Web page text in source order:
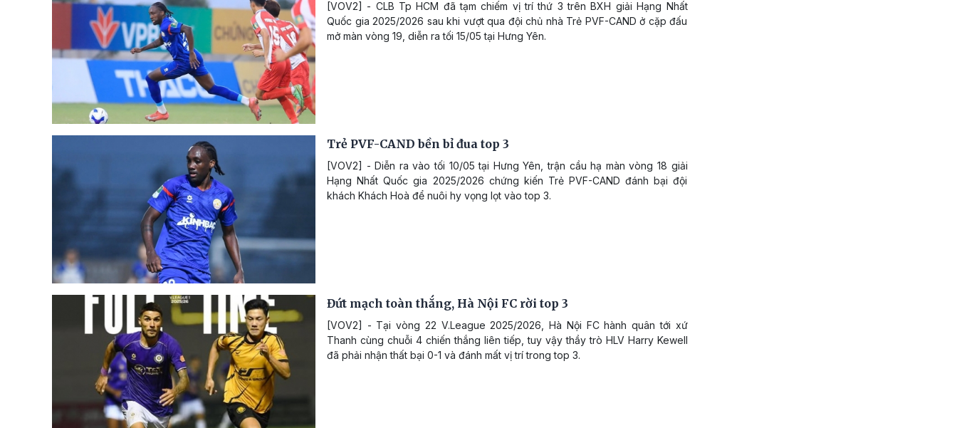
[VOV2] - CLB Tp HCM đã tạm chiếm vị trí thứ 3 trên BXH giải Hạng Nhất
Quốc gia 2025/2026 sau khi vượt qua đội chủ nhà Trẻ PVF-CAND ở cặp đấu
mở màn vòng 19, diễn ra tối 15/05 tại Hưng Yên.
Trẻ PVF-CAND bền bỉ đua top 3
[VOV2] - Diễn ra vào tối 10/05 tại Hưng Yên, trận cầu hạ màn vòng 18 giải
Hạng Nhất Quốc gia 2025/2026 chứng kiến Trẻ PVF-CAND đánh bại đội
khách Khách Hoà để nuôi hy vọng lọt vào top 3.
Đứt mạch toàn thắng, Hà Nội FC rời top 3
[VOV2] - Tại vòng 22 V.League 2025/2026, Hà Nội FC hành quân tới xứ
Thanh cùng chuỗi 4 chiến thắng liên tiếp, tuy vậy thầy trò HLV Harry Kewell
đã phải nhận thất bại 0-1 và đánh mất vị trí trong top 3.